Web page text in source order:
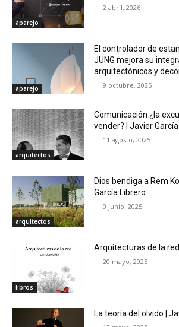
aparejo
2 abril, 2026
aparejo
El controlador de
JUNG mejora su
arquitectónicos y
9 octubre, 2025
arquitectos
Comunicación ¿la
vender? | Javier
11 agosto, 2025
arquitectos
Dios bendiga a Rem
García Librero
9 junio, 2025
libros
Arquitecturas de la red
20 mayo, 2025
La teoría del olvido |